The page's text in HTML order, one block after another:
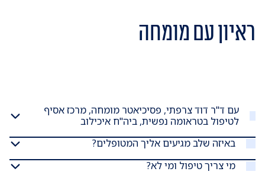
ראיון עם מומחה
עם ד"ר דוד צרפתי, פסיכיאטר מומחה, מרכז אסיף
לטיפול בטראומה נפשית, ביה"ח איכילוב
באיזה שלב מגיעים אליך המטופלים?
מי צריך טיפול ומי לא?